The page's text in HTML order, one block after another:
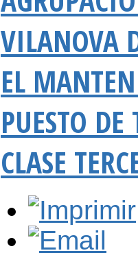
VILANOVA
EL
PUESTO
CLASE